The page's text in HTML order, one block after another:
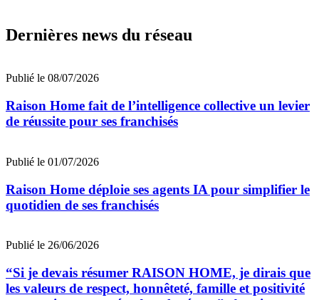
Dernières news du réseau
Publié le 08/07/2026
Raison Home fait de l’intelligence collective un levier
de réussite pour ses franchisés
Publié le 01/07/2026
Raison Home déploie ses agents IA pour simplifier le
quotidien de ses franchisés
Publié le 26/06/2026
“Si je devais résumer RAISON HOME, je dirais que
les valeurs de respect, honnêteté, famille et positivité